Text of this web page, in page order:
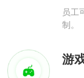
员工
制。
游